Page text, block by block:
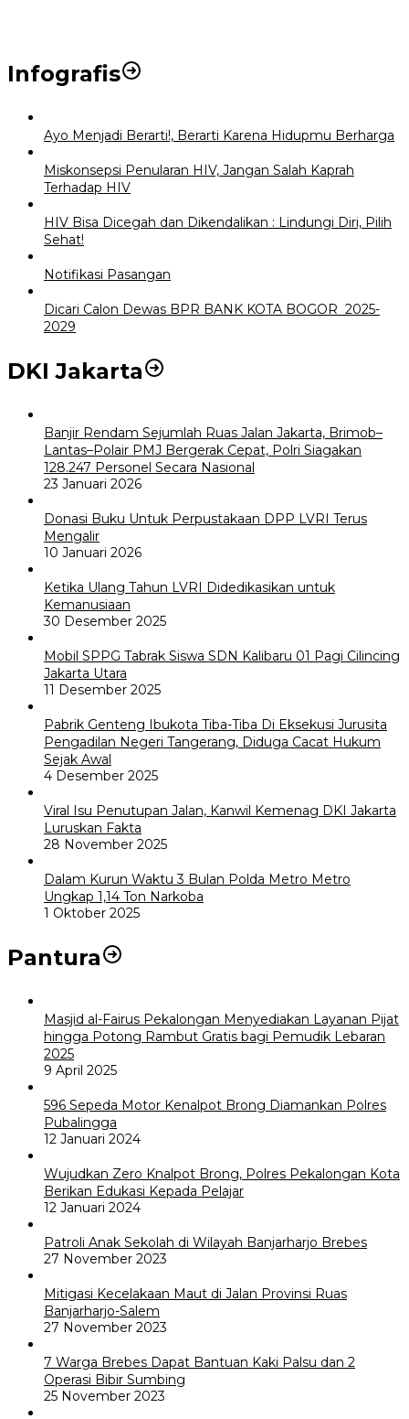
Infografis
Ayo Menjadi Berarti!, Berarti Karena Hidupmu Berharga
Miskonsepsi Penularan HIV, Jangan Salah Kaprah
Terhadap HIV
HIV Bisa Dicegah dan Dikendalikan : Lindungi Diri, Pilih
Sehat!
Notifikasi Pasangan
Dicari Calon Dewas BPR BANK KOTA BOGOR 2025-
2029
DKI Jakarta
Banjir Rendam Sejumlah Ruas Jalan Jakarta, Brimob–
Lantas–Polair PMJ Bergerak Cepat, Polri Siagakan
128.247 Personel Secara Nasional
23 Januari 2026
Donasi Buku Untuk Perpustakaan DPP LVRI Terus
Mengalir
10 Januari 2026
Ketika Ulang Tahun LVRI Didedikasikan untuk
Kemanusiaan
30 Desember 2025
Mobil SPPG Tabrak Siswa SDN Kalibaru 01 Pagi Cilincing
Jakarta Utara
11 Desember 2025
Pabrik Genteng Ibukota Tiba-Tiba Di Eksekusi Jurusita
Pengadilan Negeri Tangerang, Diduga Cacat Hukum
Sejak Awal
4 Desember 2025
Viral Isu Penutupan Jalan, Kanwil Kemenag DKI Jakarta
Luruskan Fakta
28 November 2025
Dalam Kurun Waktu 3 Bulan Polda Metro Metro
Ungkap 1,14 Ton Narkoba
1 Oktober 2025
Pantura
Masjid al-Fairus Pekalongan Menyediakan Layanan Pijat
hingga Potong Rambut Gratis bagi Pemudik Lebaran
2025
9 April 2025
596 Sepeda Motor Kenalpot Brong Diamankan Polres
Pubalingga
12 Januari 2024
Wujudkan Zero Knalpot Brong, Polres Pekalongan Kota
Berikan Edukasi Kepada Pelajar
12 Januari 2024
Patroli Anak Sekolah di Wilayah Banjarharjo Brebes
27 November 2023
Mitigasi Kecelakaan Maut di Jalan Provinsi Ruas
Banjarharjo-Salem
27 November 2023
7 Warga Brebes Dapat Bantuan Kaki Palsu dan 2
Operasi Bibir Sumbing
25 November 2023